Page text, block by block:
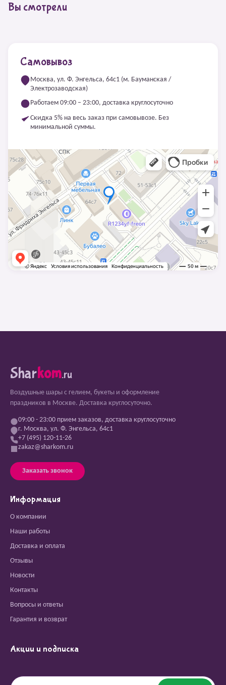
Вы смотрели
Самовывоз
Москва, ул. Ф. Энгельса, 64с1 (м. Бауманская /
Электрозаводская)
Работаем 09:00 – 23:00, доставка круглосуточно
Скидка 5% на весь заказ при самовывозе. Без
минимальной суммы.
Sharkom.ru
Воздушные шары с гелием, букеты и оформление
праздников в Москве. Доставка круглосуточно.
09:00 - 23:00 прием заказов, доставка круглосуточно
г. Москва, ул. Ф. Энгельса, 64с1
+7 (495) 120-11-26
zakaz@sharkom.ru
Заказать звонок
Информация
О компании
Наши работы
Доставка и оплата
Отзывы
Новости
Контакты
Вопросы и ответы
Гарантия и возврат
Акции и подписка